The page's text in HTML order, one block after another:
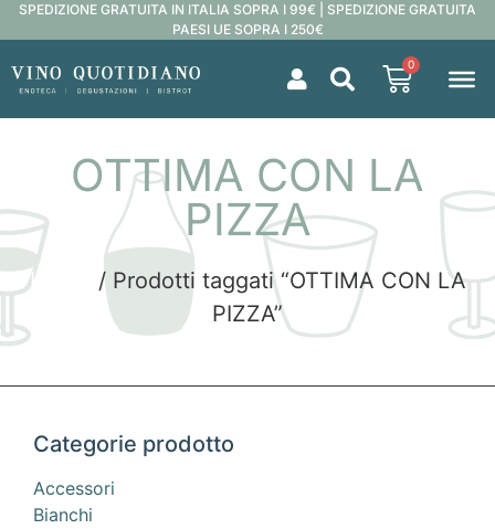
SPEDIZIONE GRATUITA IN ITALIA SOPRA I 99€ | SPEDIZIONE GRATUITA
PAESI UE SOPRA I 250€
0
OTTIMA CON LA
PIZZA
Home
/ Prodotti taggati “OTTIMA CON LA
PIZZA”
Categorie prodotto
Accessori
Bianchi